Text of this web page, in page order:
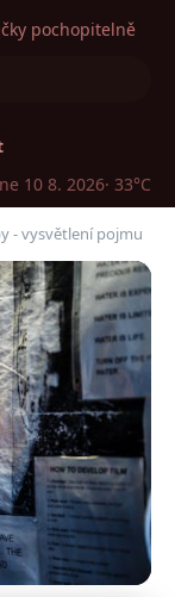
pochopitelně
10 8. 2026· 33°C
- vysvětlení pojmu